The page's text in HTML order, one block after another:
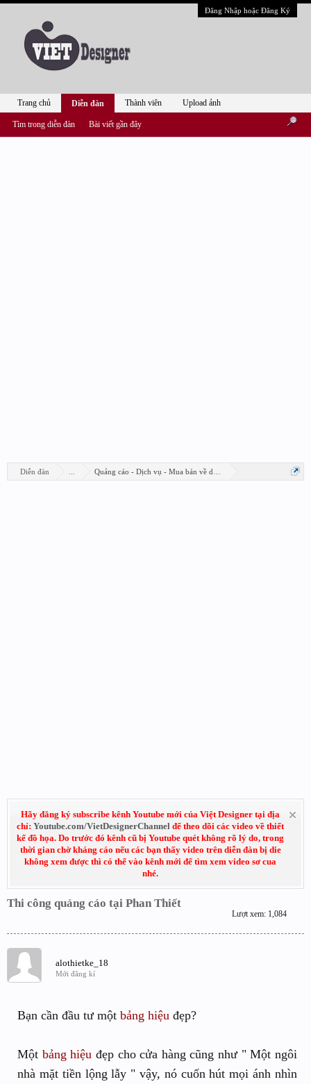
Đăng Nhập hoặc Đăng Ký
Diễn đàn Quảng cáo - Dịch vụ - Mua bán về design
Hãy đăng ký subscribe kênh Youtube mới của Việt Designer tại địa
chỉ: Youtube.com/VietDesignerChannel để theo dõi các video về thiết
kế đồ họa. Do trước đó kênh cũ bị Youtube quét không rõ lý do, trong
thời gian chờ kháng cáo nếu các bạn thấy video trên diễn đàn bị die
không xem được thì có thể vào kênh mới để tìm xem video sơ cua
nhé.
Thi công quảng cáo tại Phan Thiết
Lượt xem: 1,084
alothietke_18
Mới đăng kí
Bạn cần đầu tư một bảng hiệu đẹp?
Một bảng hiệu đẹp cho cửa hàng cũng như " Một ngôi
nhà mặt tiền lộng lẫy " vậy, nó cuốn hút mọi ánh nhìn
Trang chủ Diễn đàn
Tìm trong diễn đàn Bài viết gần đây
Thành viên Upload ảnh